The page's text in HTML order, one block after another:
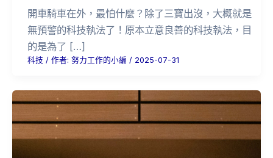
開車騎車在外，最怕什麼？除了三寶出沒，大概就是
無預警的科技執法了！原本立意良善的科技執法，目
的是為了 […]
科技 / 作者: 努力工作的小編 / 2025-07-31